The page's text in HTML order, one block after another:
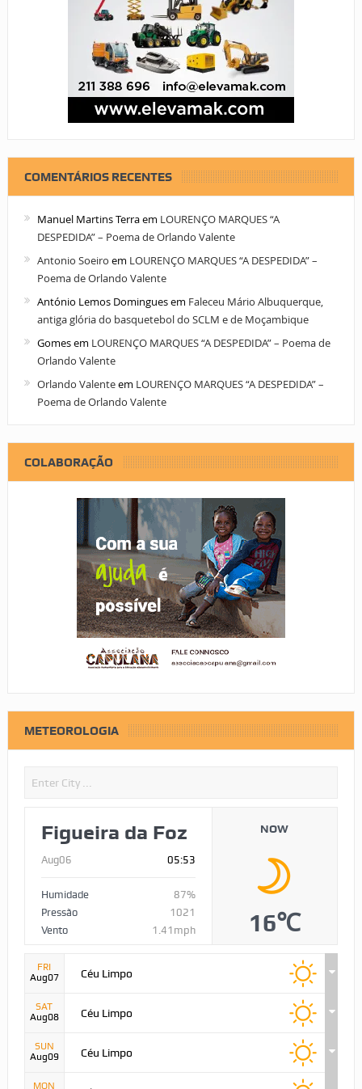
COMENTÁRIOS RECENTES
Manuel Martins Terraem LOURENÇO MARQUES “A
DESPEDIDA” – Poema de Orlando Valente
Antonio Soeiro em LOURENÇO MARQUES “A DESPEDIDA” –
Poema de Orlando Valente
António Lemos Dominguesem Faleceu Mário Albuquerque,
antiga glória do basquetebol do SCLM e de Moçambique
Gomesem LOURENÇO MARQUES “A DESPEDIDA” – Poema de
Orlando Valente
Orlando Valenteem LOURENÇO MARQUES “A DESPEDIDA” –
Poema de Orlando Valente
COLABORAÇÃO
METEOROLOGIA
Figueira da Foz
Aug06 05:53
Humidade
87%
Pressão
1021
Vento
1.41mph
NOW
16℃
FRI
Aug07
Céu Limpo
SAT
Aug08
Céu Limpo
SUN
Aug09
Céu Limpo
MON